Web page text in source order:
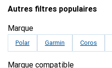
Autres filtres populaires
Marque
Polar Garmin Coros
Marque compatible